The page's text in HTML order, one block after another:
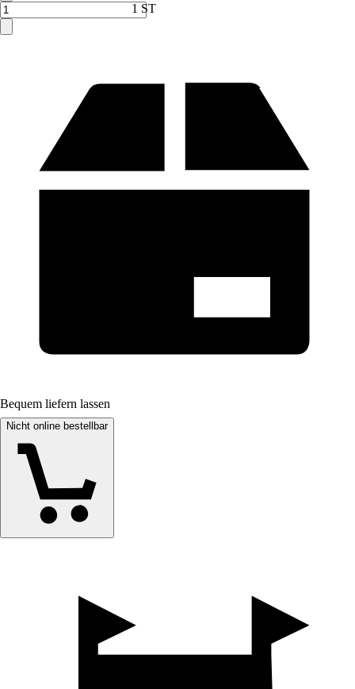
1 ST
Bequem liefern lassen
Nicht online bestellbar